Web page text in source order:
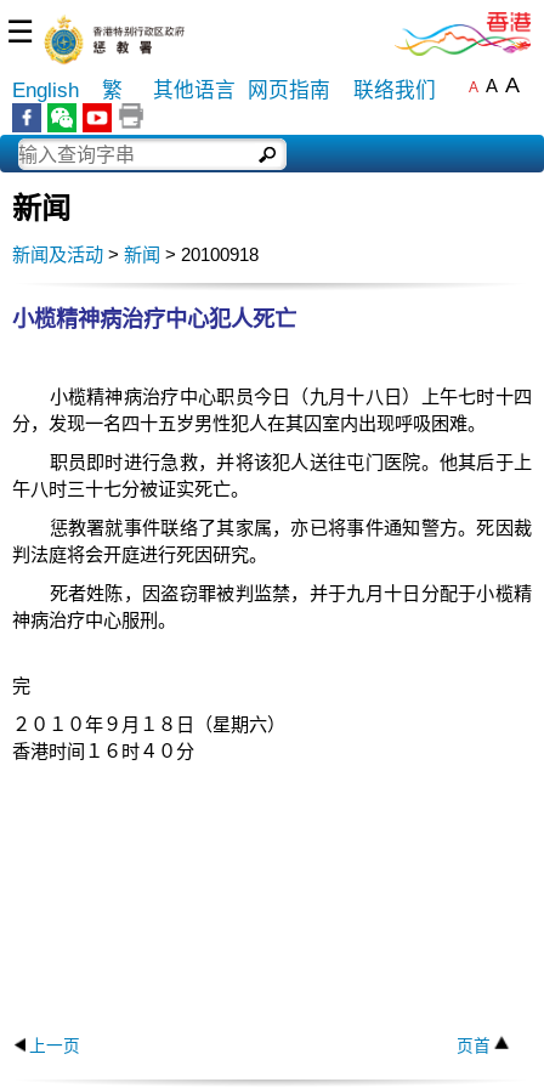
☰
English 繁 其他语言 网页指南 联络我们 A A A
新闻
新闻及活动 > 新闻 > 20100918
小榄精神病治疗中心犯人死亡
小榄精神病治疗中心职员今日（九月十八日）上午七时十四
分，发现一名四十五岁男性犯人在其囚室内出现呼吸困难。
职员即时进行急救，并将该犯人送往屯门医院。他其后于上
午八时三十七分被证实死亡。
惩教署就事件联络了其家属，亦已将事件通知警方。死因裁
判法庭将会开庭进行死因研究。
死者姓陈，因盗窃罪被判监禁，并于九月十日分配于小榄精
神病治疗中心服刑。
完
２０１０年９月１８日（星期六）
香港时间１６时４０分
上一页 页首